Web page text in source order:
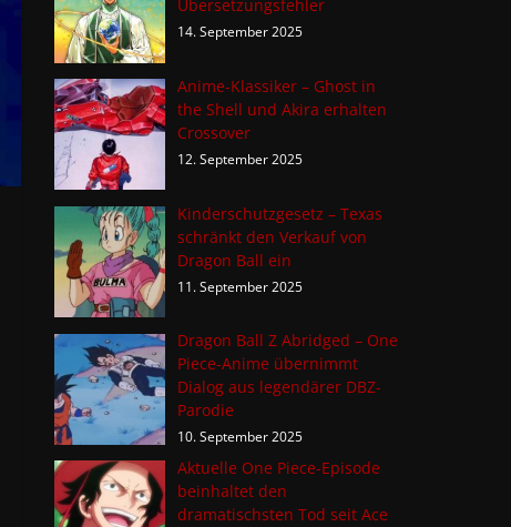
Übersetzungsfehler
14. September 2025
Anime-Klassiker – Ghost in
the Shell und Akira erhalten
Crossover
12. September 2025
Kinderschutzgesetz – Texas
schränkt den Verkauf von
Dragon Ball ein
11. September 2025
Dragon Ball Z Abridged – One
Piece-Anime übernimmt
Dialog aus legendärer DBZ-
Parodie
10. September 2025
Aktuelle One Piece-Episode
beinhaltet den
dramatischsten Tod seit Ace